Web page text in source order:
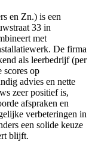
en Zn.) is een
33 in
met
De firma
als leerbedrijf (per
scores op
advies en nette
zeer positief is,
afspraken en
verbeteringen in
een solide keuze
blijft.